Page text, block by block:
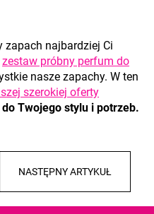
zapach najbardziej Ci
zestaw próbny perfum do
nasze zapachy. W ten
szerokiej oferty
Twojego stylu i potrzeb.
NASTĘPNY ARTYKUŁ